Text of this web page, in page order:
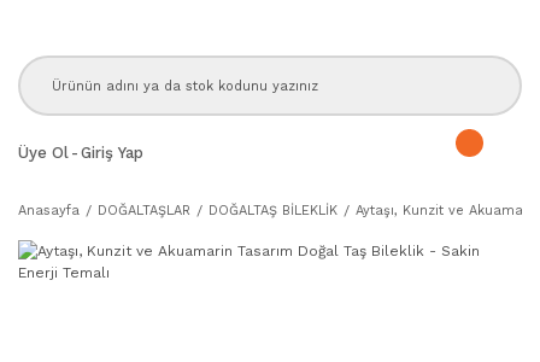
Üye Ol - Giriş Yap
Anasayfa DOĞALTAŞLAR DOĞALTAŞ BİLEKLİK Aytaşı, Kunzit ve